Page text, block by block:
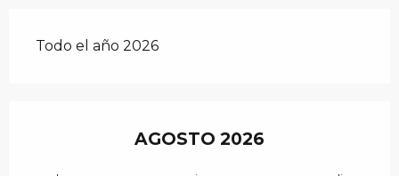
Todo el año 2026
AGOSTO 2026